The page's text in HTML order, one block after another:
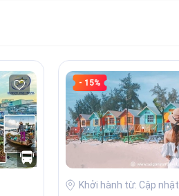
- 15%
Khởi hành từ: Cập nhật